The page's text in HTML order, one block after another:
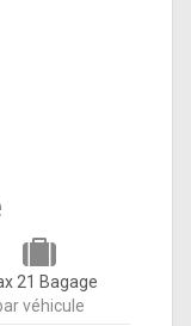
21 Bagage
véhicule